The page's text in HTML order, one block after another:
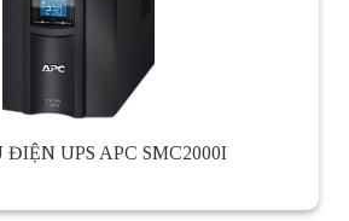
UPS APC SMC2000I